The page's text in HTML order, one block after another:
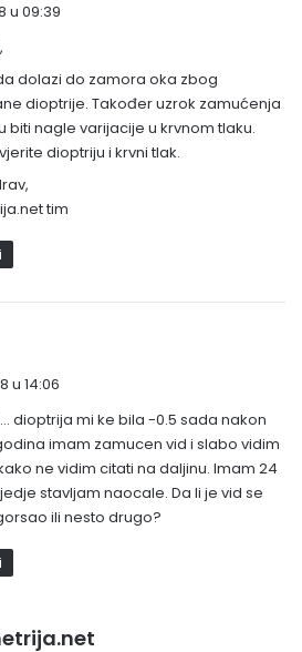
s
a
o
:
u 09:39
dolazi do zamora oka zbog
dioptrije. Također uzrok zamućenja
biti nagle varijacije u krvnom tlaku.
dioptriju i krvni tlak.
tim
u 14:06
dioptrija mi ke bila -0.5 sada nakon
imam zamucen vid i slabo vidim
ne vidim citati na daljinu. Imam 24
stavljam naocale. Da li je vid se
ili nesto drugo?